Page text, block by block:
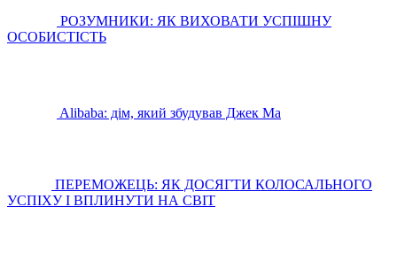
РОЗУМНИКИ: ЯК ВИХОВАТИ УСПІШНУ
ОСОБИСТІСТЬ
Alibaba: дім, який збудував Джек Ма
ПЕРЕМОЖЕЦЬ: ЯК ДОСЯГТИ КОЛОСАЛЬНОГО
УСПІХУ І ВПЛИНУТИ НА СВІТ